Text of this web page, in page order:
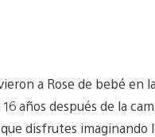
a Rose de bebé en
años después de la
disfrutes imaginando